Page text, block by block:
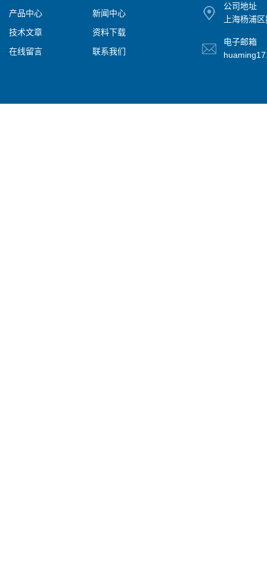
产品中心
新闻中心
技术文章
资料下载
在线留言
联系我们
公司地址
上海杨浦
电子邮箱